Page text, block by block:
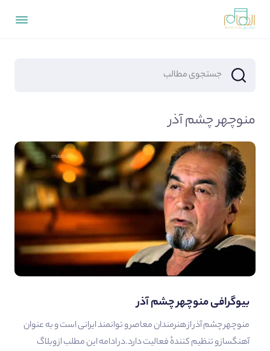
منوچهر چشم آذر
بیوگرافی منوچهر چشم آذر
منوچهر چشم آذر از هنرمندان معاصر و توانمند ایرانی است و به عنوان
آهنگساز و تنظیم کنندهٔ فعالیت دارد.در ادامه این مطلب از وبلاگ